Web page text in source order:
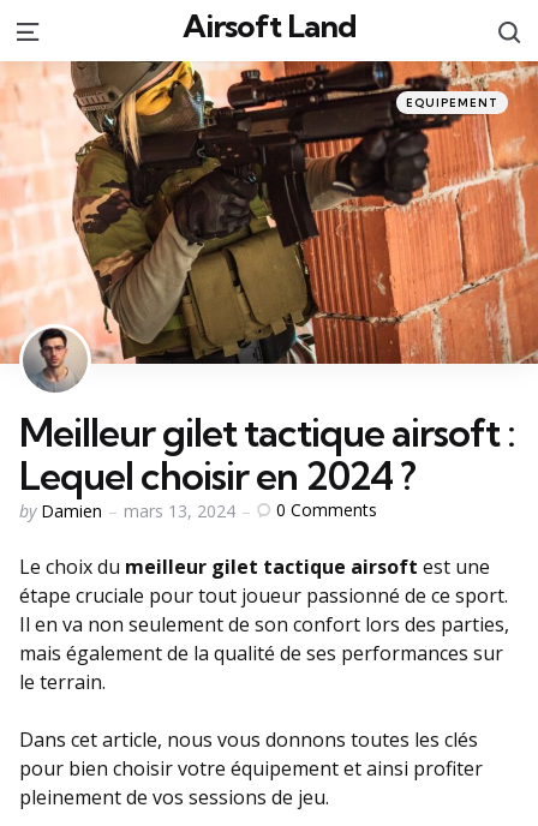
Menu Airsoft Land
Categories
Posted
in
EQUIPEMENT
Meilleur gilet tactique airsoft :
Lequel choisir en 2024 ?
Posted
by Damien mars 13, 2024 0 Comments
Le choix du meilleur gilet tactique airsoft est une
étape cruciale pour tout joueur passionné de ce sport.
Il en va non seulement de son confort lors des parties,
mais également de la qualité de ses performances sur
le terrain.
Dans cet article, nous vous donnons toutes les clés
pour bien choisir votre équipement et ainsi profiter
pleinement de vos sessions de jeu.